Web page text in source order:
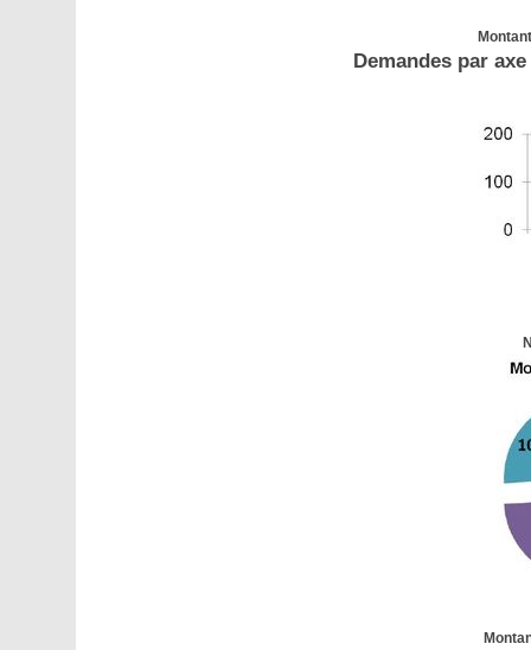
Demandes par axe